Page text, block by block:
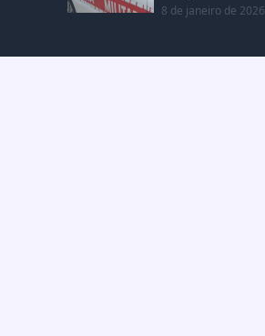
8 de janeiro de 2026